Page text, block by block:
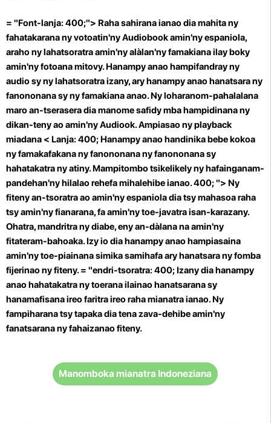
= "Font-lanja: 400;"> Raha sahirana ianao dia mahita ny
fahatakarana ny votoatin'ny Audiobook amin'ny espaniola,
araho ny lahatsoratra amin'ny alàlan'ny famakiana ilay boky
amin'ny fotoana mitovy. Hanampy anao hampifandray ny
audio sy ny lahatsoratra izany, ary hanampy anao hanatsara ny
fanononana sy ny famakiana anao. Ny loharanom-pahalalana
maro an-tserasera dia manome safidy mba hampidinana ny
dikan-teny ao amin'ny Audiook.Ampiasao ny playback
miadana < Lanja: 400; Hanampy anao handinika bebe kokoa
ny famakafakana ny fanononana ny fanononana sy
hahatakatra ny atiny. Mampitombo tsikelikely ny hafainganam-
pandehan'ny hilalao rehefa mihalehibe ianao. 400; "> Ny
fiteny an-tsoratra ao amin'ny espaniola dia tsy mahasoa raha
tsy amin'ny fianarana, fa amin'ny toe-javatra isan-karazany.
Ohatra, mandritra ny diabe, eny an-dàlana na amin'ny
fitateram-bahoaka. Izy io dia hanampy anao hampiasaina
amin'ny toe-piainana simika samihafa ary hanatsara ny fomba
fijerinao ny fiteny. = "endri-tsoratra: 400; Izany dia hanampy
anao hahatakatra ny toerana ilainao hanatsarana sy
hanamafisana ireo faritra ireo raha mianatra ianao.Ny
fampiharana tsy tapaka dia tena zava-dehibe amin'ny
fanatsarana ny fahaizanao fiteny.
Manomboka mianatra Indoneziana